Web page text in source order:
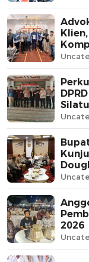
Klien,
2026